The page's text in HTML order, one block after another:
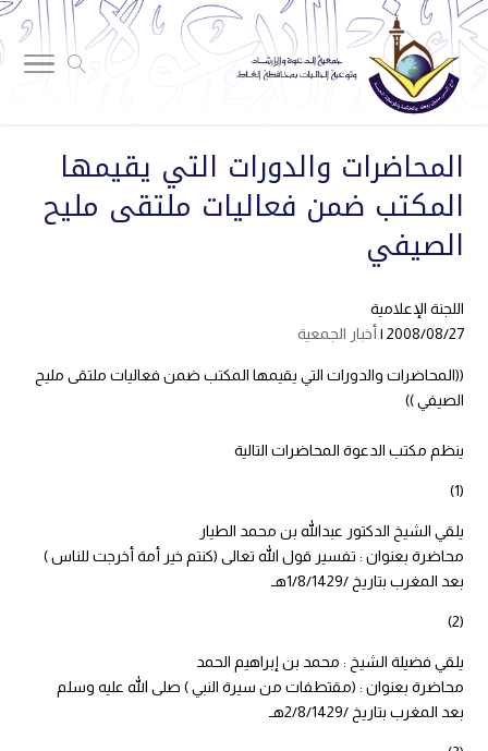
المحاضرات والدورات التي يقيمها
المكتب ضمن فعاليات ملتقى مليح
الصيفي
اللجنة الإعلامية
2008/08/27 |
أخبار الجمعية
((المحاضرات والدورات التي يقيمها المكتب ضمن فعاليات ملتقى مليح
الصيفي ))
ينظم مكتب الدعوة المحاضرات التالية
(1)
يلقي الشيخ الدكتور عبدالله بن محمد الطيار
محاضرة بعنوان : تفسير قول الله تعالى (كنتم خير أمة أخرجت للناس )
بعد المغرب بتاريخ /1/8/1429هـ
(2)
يلقي فضيلة الشيخ : محمد بن إبراهيم الحمد
محاضرة بعنوان : (مقتطفات من سيرة النبي ) صلى الله عليه وسلم
بعد المغرب بتاريخ /2/8/1429هـ